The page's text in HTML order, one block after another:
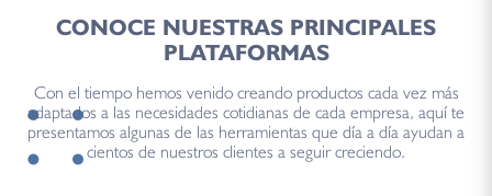
CONOCE NUESTRAS PRINCIPALES
PLATAFORMAS
Con el tiempo hemos venido creando productos cada vez más
adaptados a las necesidades cotidianas de cada empresa, aquí te
presentamos algunas de las herramientas que día a día ayudan a
cientos de nuestros clientes a seguir creciendo.